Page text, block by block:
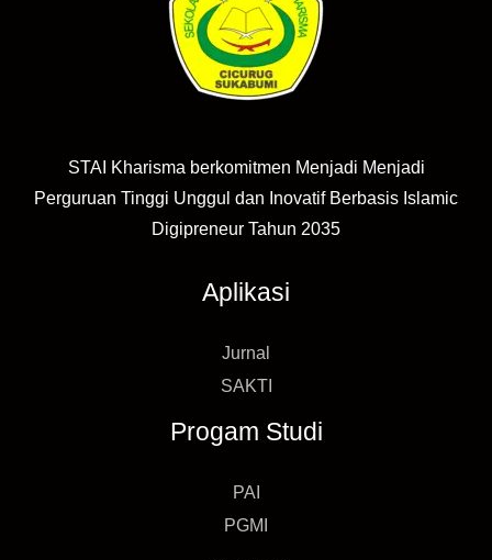
STAI Kharisma berkomitmen Menjadi Menjadi
Perguruan Tinggi Unggul dan Inovatif Berbasis Islamic
Digipreneur Tahun 2035
Aplikasi
Jurnal
SAKTI
Progam Studi
PAI
PGMI